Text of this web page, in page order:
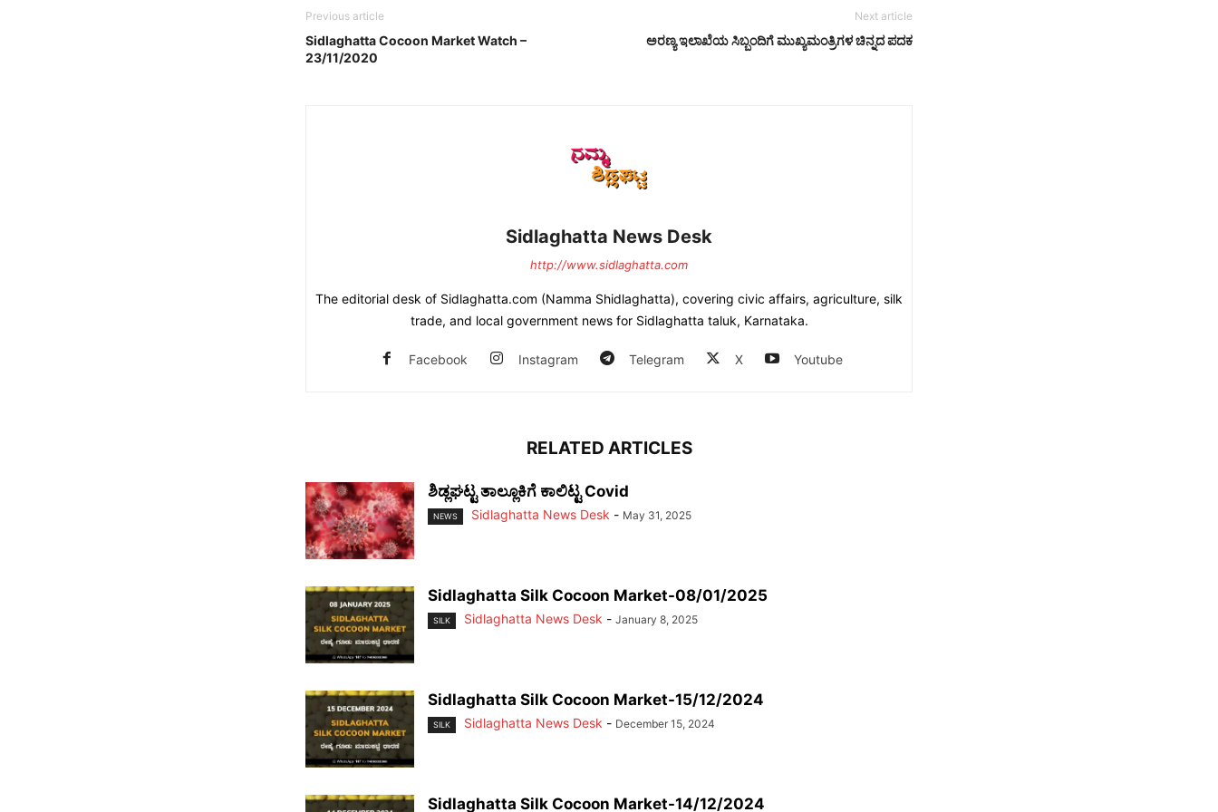
Previous article
Sidlaghatta Cocoon Market Watch –
23/11/2020
Next article
ಅರಣ್ಯ ಇಲಾಖೆಯ ಸಿಬ್ಬಂದಿಗೆ ಮುಖ್ಯಮಂತ್ರಿಗಳ‌ ಚಿನ್ನದ ಪದಕ
Sidlaghatta News Desk
http://www.sidlaghatta.com
The editorial desk of Sidlaghatta.com (Namma Shidlaghatta), covering civic affairs, agriculture, silk
trade, and local government news for Sidlaghatta taluk, Karnataka.
Facebook Instagram Telegram X Youtube
RELATED ARTICLES
ಶಿಡ್ಲಘಟ್ಟ ತಾಲ್ಲೂಕಿಗೆ ಕಾಲಿಟ್ಟ Covid
NEWS Sidlaghatta News Desk - May 31, 2025
Sidlaghatta Silk Cocoon Market-08/01/2025
SILK Sidlaghatta News Desk - January 8, 2025
Sidlaghatta Silk Cocoon Market-15/12/2024
SILK Sidlaghatta News Desk - December 15, 2024
Sidlaghatta Silk Cocoon Market-14/12/2024